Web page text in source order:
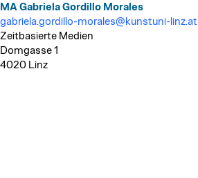
MA Gabriela Gordillo Morales
gabriela.gordillo-morales@kunstuni-linz.at
Zeitbasierte Medien
Domgasse 1
4020 Linz